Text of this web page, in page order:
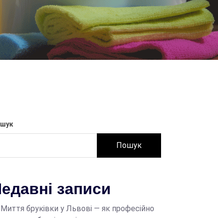
Пошук
записи
Миття бруківки у Львові — як професійно